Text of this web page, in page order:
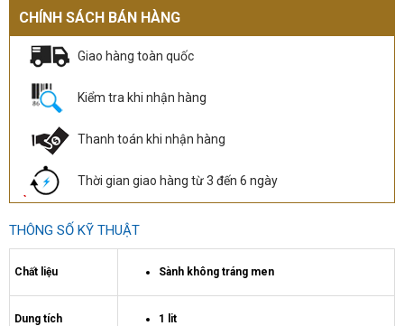
CHÍNH SÁCH BÁN HÀNG
Giao hàng toàn quốc
Kiểm tra khi nhận hàng
Thanh toán khi nhận hàng
Thời gian giao hàng từ 3 đến 6 ngày
THÔNG SỐ KỸ THUẬT
Chất liệu Sành không tráng men
Dung tích 1 lit